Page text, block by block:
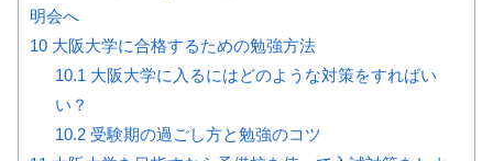
明会へ
10 大阪大学に合格するための勉強方法
10.1 大阪大学に入るにはどのような対策をすればい
い？
10.2受験期の過ごし方と勉強のコツ